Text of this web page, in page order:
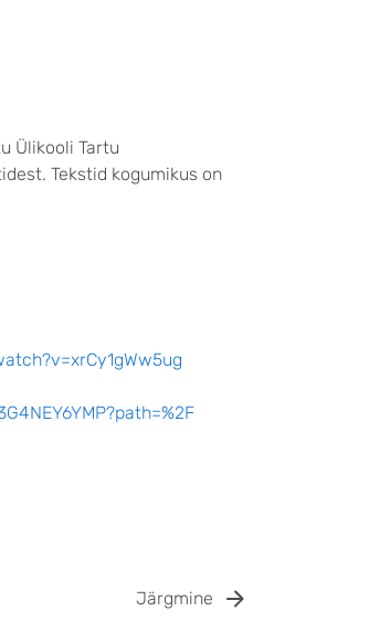
Ülikooli Tartu
Tekstid kogumikus on
Järgmine